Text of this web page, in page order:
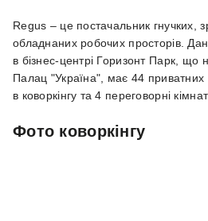
Regus – це постачальник гнучких,
обладнаних робочих просторів.
в бізнес-центрі Горизонт Парк, що
Палац "Україна", має 44 приватних
в коворкінгу та 4 переговорні
Фото коворкінгу